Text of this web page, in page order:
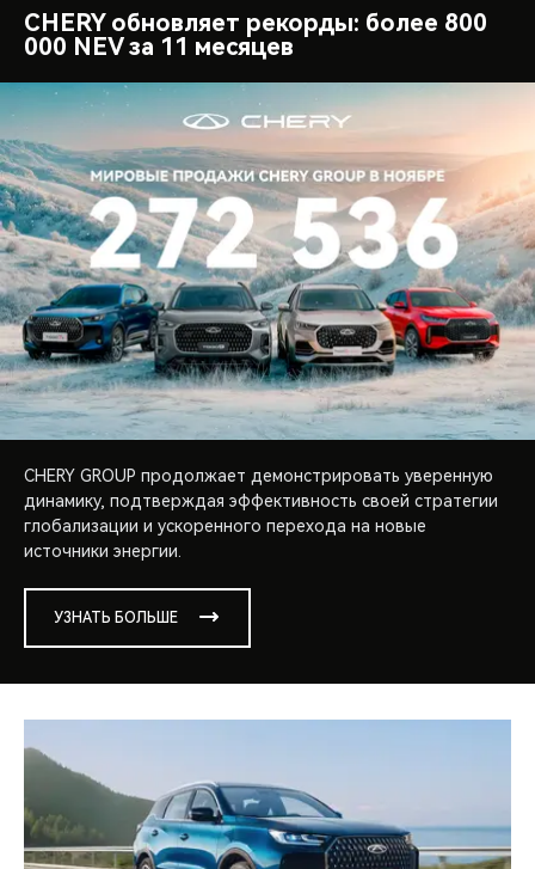
CHERY обновляет рекорды: более 800
000 NEV за 11 месяцев
CHERY GROUP продолжает демонстрировать уверенную
динамику, подтверждая эффективность своей стратегии
глобализации и ускоренного перехода на новые
источники энергии.
УЗНАТЬ БОЛЬШЕ